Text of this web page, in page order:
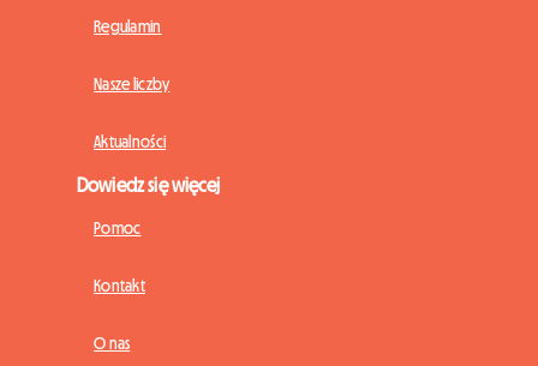
Regulamin
Nasze liczby
Aktualności
Dowiedz się więcej
Pomoc
Kontakt
O nas